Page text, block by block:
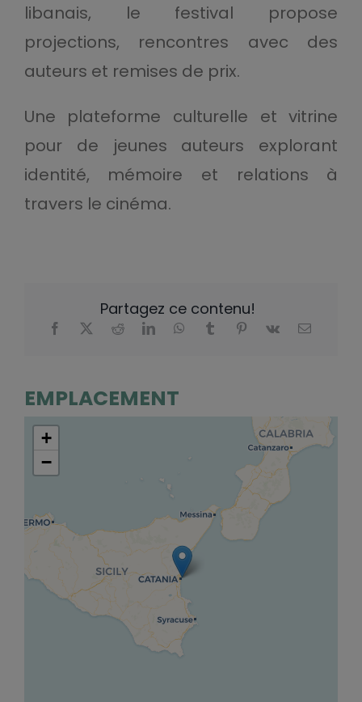
libanais, le festival propose
projections, rencontres avec des
auteurs et remises de prix.
Une plateforme culturelle et vitrine
pour de jeunes auteurs explorant
identité, mémoire et relations à
travers le cinéma.
Partagez ce contenu!
EMPLACEMENT
+
−